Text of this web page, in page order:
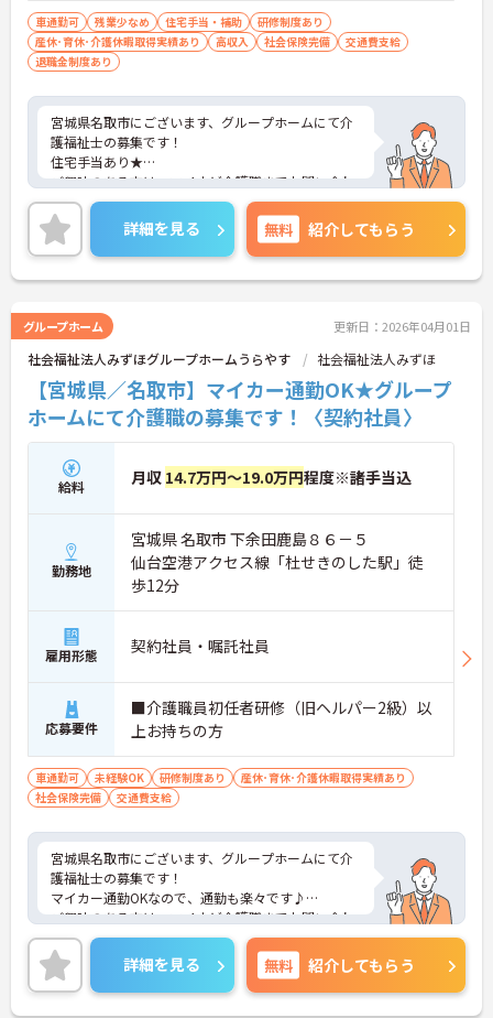
車通勤可 残業少なめ 住宅手当・補助
研修制度あり
産休･育休･介護休暇取得実績あり
高収入 社会保険完備
交通費支給
退職金制度あり
宮城県名取市にございます、グループホームにて介
護福祉士の募集です！
住宅手当あり★
ご興味のある方は、マイナビ介護職までお問い合わ
せください。
詳細を見る 無料 紹介してもらう
グループホーム 更新日：2026年04月01日
社会福祉法人みずほグループホームうらやす 社会福祉法人みずほ
【宮城県／名取市】マイカー通勤OK★グループ
ホームにて介護職の募集です！〈契約社員〉
給料 月収 14.7万円～19.0万円程度※諸手当込
勤務地
宮城県 名取市 下余田鹿島８６－５
仙台空港アクセス線「杜せきのした駅」徒
歩12分
雇用形態 契約社員・嘱託社員
応募要件
■介護職員初任者研修（旧ヘルパー2級）以
上お持ちの方
車通勤可 未経験OK 研修制度あり
産休･育休･介護休暇取得実績あり
社会保険完備
交通費支給
宮城県名取市にございます、グループホームにて介
護福祉士の募集です！
マイカー通勤OKなので、通勤も楽々です♪
ご興味のある方は、マイナビ介護職までお問い合わ
せください。
詳細を見る 無料 紹介してもらう